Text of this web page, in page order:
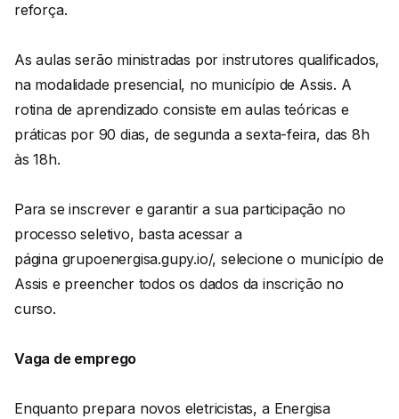
reforça.
As aulas serão ministradas por instrutores qualificados,
na modalidade presencial, no município de Assis. A
rotina de aprendizado consiste em aulas teóricas e
práticas por 90 dias, de segunda a sexta-feira, das 8h
às 18h.
Para se inscrever e garantir a sua participação no
processo seletivo, basta acessar a
página grupoenergisa.gupy.io/, selecione o município de
Assis e preencher todos os dados da inscrição no
curso.
Vaga de emprego
Enquanto prepara novos eletricistas, a Energisa